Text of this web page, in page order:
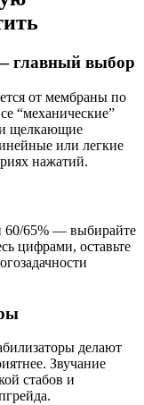
главный выбор
от мембраны по
“механические”
и щелкающие
или легкие
нажатий.
60/65% — выбирайте
цифрами, оставьте
делают
Звучание
стабов и